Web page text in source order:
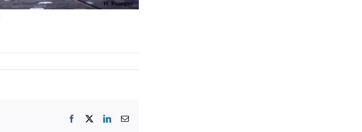
Facebook LinkedIn
E-